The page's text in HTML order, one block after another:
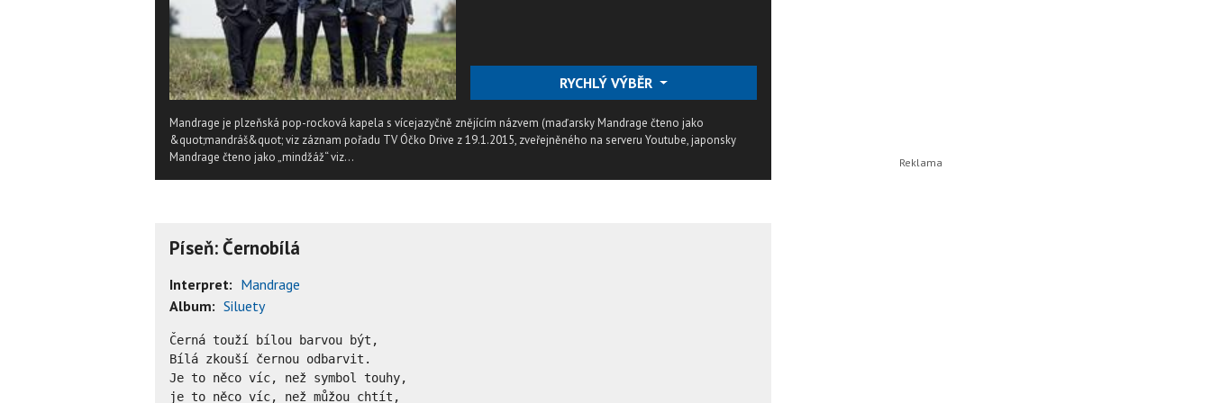
RYCHLÝ VÝBĚR
Mandrage je plzeňská pop-rocková kapela s vícejazyčně znějícím názvem (maďarsky Mandrage čteno jako
&quot;mandráš&quot; viz záznam pořadu TV Óčko Drive z 19.1.2015, zveřejněného na serveru Youtube, japonsky
Mandrage čteno jako „mindžáž“ viz...
Píseň: Černobílá
Interpret: Mandrage
Album: Siluety
Černá touží bílou barvou být,
Bílá zkouší černou odbarvit.
Je to něco víc, než symbol touhy,
je to něco víc, než můžou chtít,